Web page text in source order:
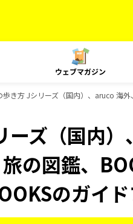
ウェブマガジン
歩き方 Jシリーズ（国内）、aruco 海
ーズ（国内
の図鑑、
のガイ